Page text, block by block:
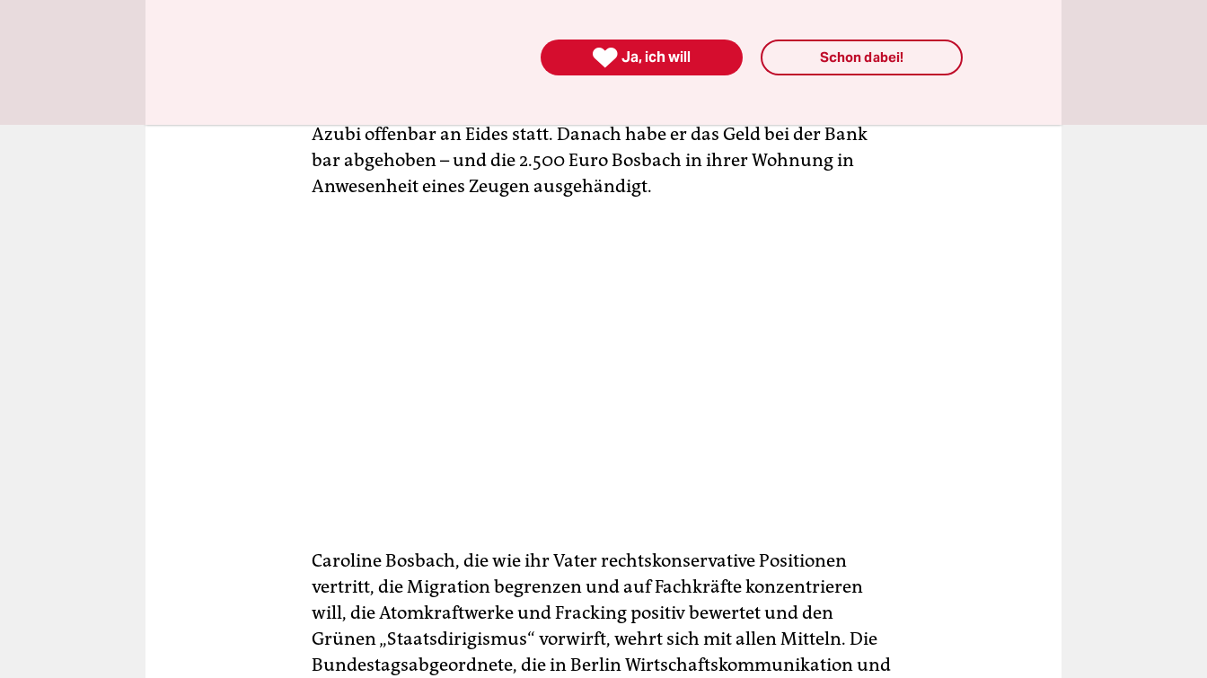
der Partei eine Scheinrechnung über 2.500 Euro für nie erbrachte
Social-Media-Leistungen zu präsentieren. Die CDU im tiefschwarzen
Azubi offenbar an Eides statt. Danach habe er das Geld bei der Bank
bar abgehoben – und die 2.500 Euro Bosbach in ihrer Wohnung in
Anwesenheit eines Zeugen ausgehändigt.
Caroline Bosbach, die wie ihr Vater rechtskonservative Positionen
vertritt, die Migration begrenzen und auf Fachkräfte konzentrieren
will, die Atomkraftwerke und Fracking positiv bewertet und den
Grünen „Staatsdirigismus“ vorwirft, wehrt sich mit allen Mitteln. Die
Bundestagsabgeordnete, die in Berlin Wirtschaftskommunikation und
 Ja, ich will Schon dabei!